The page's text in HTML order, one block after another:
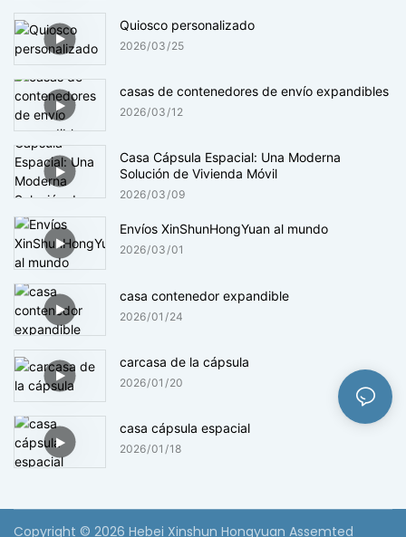
Quiosco personalizado
2026 03 25
casas de contenedores de envío expandibles
2026 03 12
Casa Cápsula Espacial: Una Moderna
Solución de Vivienda Móvil
2026 03 09
Envíos XinShunHongYuan al mundo
2026 03 01
casa contenedor expandible
2026 01 24
carcasa de la cápsula
2026 01 20
casa cápsula espacial
2026 01 18
Copyright © 2026 Hebei Xinshun Hongyuan Assemted